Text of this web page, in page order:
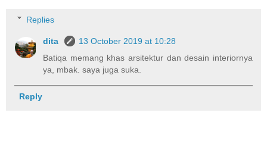
Replies
dita
13 October 2019 at 10:28
Batiqa memang khas arsitektur dan desain interiornya
ya, mbak. saya juga suka.
Reply